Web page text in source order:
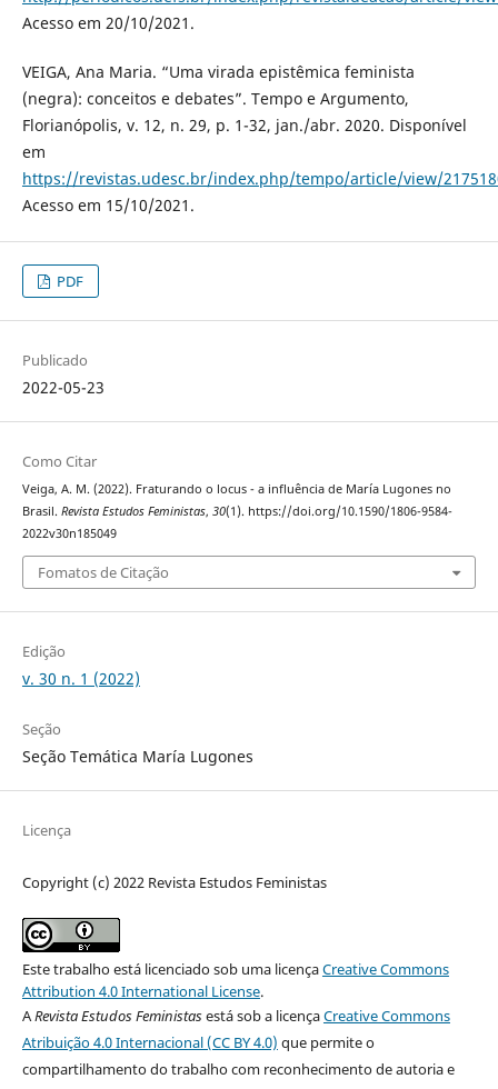
Acesso em 20/10/2021.
VEIGA, Ana Maria. “Uma virada epistêmica feminista
(negra): conceitos e debates”. Tempo e Argumento,
Florianópolis, v. 12, n. 29, p. 1-32, jan./abr. 2020. Disponível
em
https://revistas.udesc.br/index.php/tempo/article/view/
Acesso em 15/10/2021.
PDF
Publicado
2022-05-23
Como Citar
Veiga, A. M. (2022). Fraturando o locus - a influência de María Lugones no
Brasil. Revista Estudos Feministas, 30(1). https://doi.org/10.1590/1806-9584-
2022v30n185049
Fomatos de Citação
Edição
v. 30 n. 1 (2022)
Seção
Seção Temática María Lugones
Licença
Copyright (c) 2022 Revista Estudos Feministas
Este trabalho está licenciado sob uma licençaCreative Commons
Attribution 4.0 International License.
ARevista Estudos Feministasestá sob a licençaCreative Commons
Atribuição 4.0 Internacional (CC BY 4.0) que permite o
compartilhamento do trabalho com reconhecimento de autoria e